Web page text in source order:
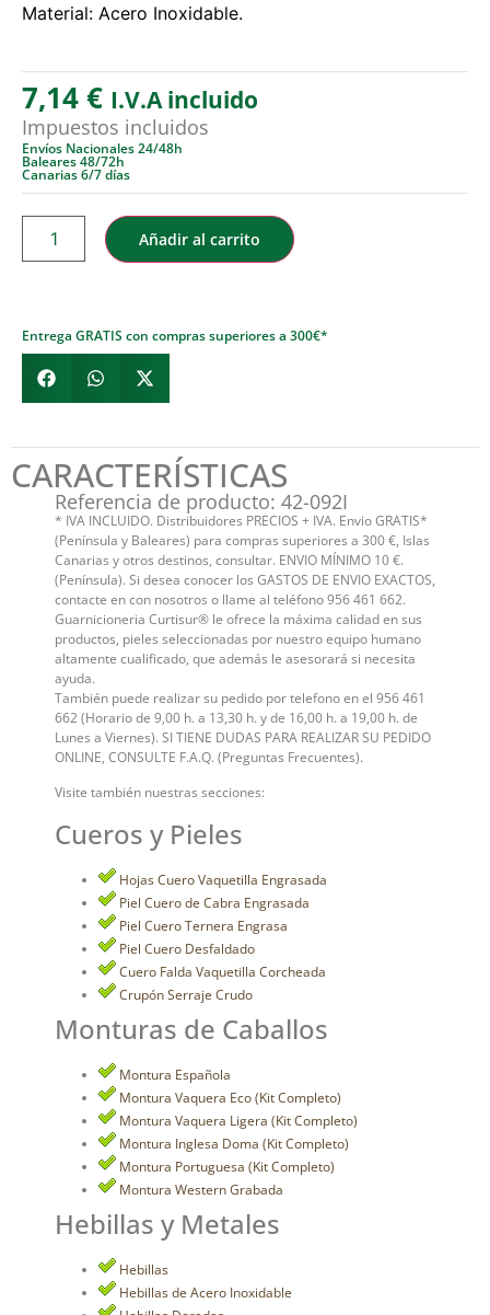
Material: Acero Inoxidable.
7,14€ I.V.A incluido
Impuestos incluidos
Envíos Nacionales 24/48h
Baleares 48/72h
Canarias 6/7 días
Añadir al carrito
Entrega GRATIS con compras superiores a 300€*
CARACTERÍSTICAS
Referencia de producto: 42-092I
* IVA INCLUIDO. Distribuidores PRECIOS + IVA. Envio GRATIS*
(Península y Baleares) para compras superiores a 300 €, Islas
Canarias y otros destinos, consultar. ENVIO MÍNIMO 10 €.
(Península). Si desea conocer los GASTOS DE ENVIO EXACTOS,
contacte en con nosotros o llame al teléfono 956 461 662.
Guarnicioneria Curtisur® le ofrece la máxima calidad en sus
productos, pieles seleccionadas por nuestro equipo humano
altamente cualificado, que además le asesorará si necesita
ayuda.
También puede realizar su pedido por telefono en el 956 461
662 (Horario de 9,00 h. a 13,30 h. y de 16,00 h. a 19,00 h. de
Lunes a Viernes). SI TIENE DUDAS PARA REALIZAR SU PEDIDO
ONLINE, CONSULTE F.A.Q. (Preguntas Frecuentes).
Visite también nuestras secciones:
Cueros y Pieles
Hojas Cuero Vaquetilla Engrasada
Piel Cuero de Cabra Engrasada
Piel Cuero Ternera Engrasa
Piel Cuero Desfaldado
Cuero Falda Vaquetilla Corcheada
Crupón Serraje Crudo
Monturas de Caballos
Montura Española
Montura Vaquera Eco (Kit Completo)
Montura Vaquera Ligera (Kit Completo)
Montura Inglesa Doma (Kit Completo)
Montura Portuguesa (Kit Completo)
Montura Western Grabada
Hebillas y Metales
Hebillas
Hebillas de Acero Inoxidable